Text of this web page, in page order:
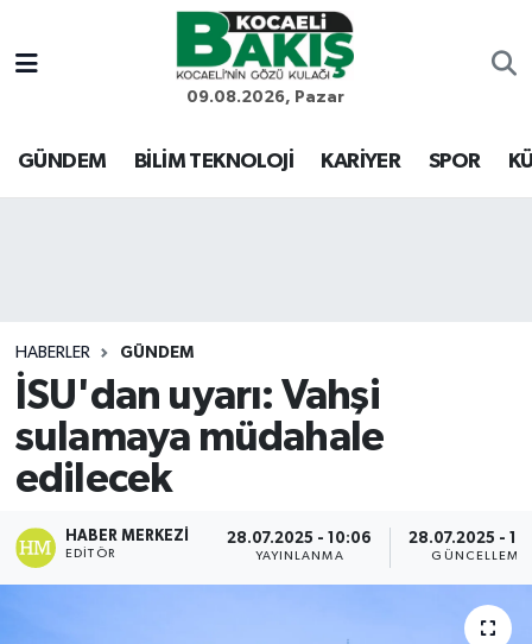
09.08.2026, Pazar
GÜNDEM BİLİM TEKNOLOJİ KARİYER SPOR
HABERLER GÜNDEM
İSU'dan uyarı: Vahşi
sulamaya müdahale
edilecek
HABER MERKEZI
EDITÖR
28.07.2025 - 10:06
YAYINLANMA
28.07.2025 -
GÜNCELLEME
Kocaeli Nöbetçi Eczaneler
Kocaeli Hava Durumu
Son Dakika Haberleri
Haber Arşivi